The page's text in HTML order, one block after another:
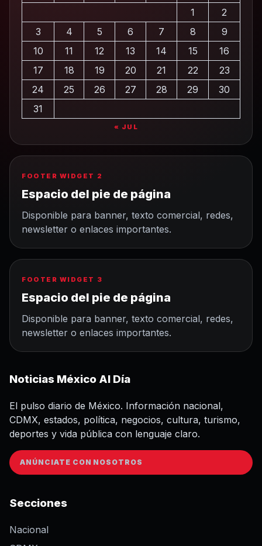
1
2
3
4 5 6 7 8
9
10
11 12 13 14 15
16
17
18 19 20 21 22
23
24
25 26 27 28 29
30
31
« JUL
FOOTER WIDGET 2
Espacio del pie de página
Disponible para banner, texto comercial, redes,
newsletter o enlaces importantes.
FOOTER WIDGET 3
Espacio del pie de página
Disponible para banner, texto comercial, redes,
newsletter o enlaces importantes.
Noticias México Al Día
El pulso diario de México. Información nacional,
CDMX, estados, política, negocios, cultura, turismo,
deportes y vida pública con lenguaje claro.
ANÚNCIATE CON NOSOTROS
Secciones
Nacional